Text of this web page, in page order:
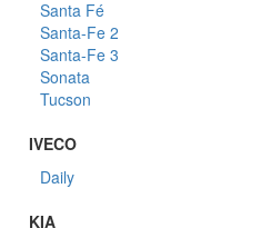
Santa Fé
Santa-Fe 2
Santa-Fe 3
Sonata
Tucson
IVECO
Daily
KIA